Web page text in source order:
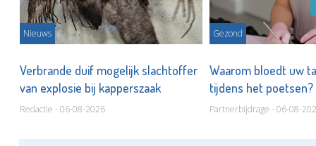
Nieuws
Verbrande duif mogelijk slachtoffer
van explosie bij kapperszaak
Redactie - 06-08-2026
Gezond
Waarom bloedt uw
tijdens het poetsen?
Partnerbijdrage - 06-08-